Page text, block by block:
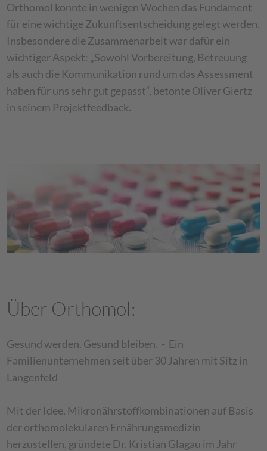
Orthomol konnte in wenigen Wochen das Fundament
für eine wichtige Zukunftsentscheidung gelegt werden.
Insbesondere die Zusammenarbeit war dafür ein
wichtiger Aspekt: „Sowohl Vorbereitung, Betreuung
als auch die Kommunikation rund um das Assessment
haben für uns sehr gut gepasst“, betonte Oliver Giertz
in seinem Projektfeedback.
Über Orthomol:
Gesund werden. Gesund bleiben. - Ein
Familienunternehmen seit über 30 Jahren mit Sitz in
Langenfeld
Mit der Idee, Mikronährstoffkombinationen auf Basis
der orthomolekularen Ernährungsmedizin
herzustellen, gründete Dr. Kristian Glagau im Jahr